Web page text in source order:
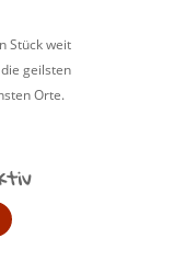
Stück weit
geilsten
Orte.